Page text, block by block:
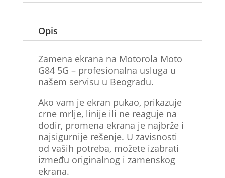
Opis
Zamena ekrana na Motorola Moto
G84 5G – profesionalna usluga u
našem servisu u Beogradu.
Ako vam je ekran pukao, prikazuje
crne mrlje, linije ili ne reaguje na
dodir, promena ekrana je najbrže i
najsigurnije rešenje. U zavisnosti
od vaših potreba, možete izabrati
između originalnog i zamenskog
ekrana.